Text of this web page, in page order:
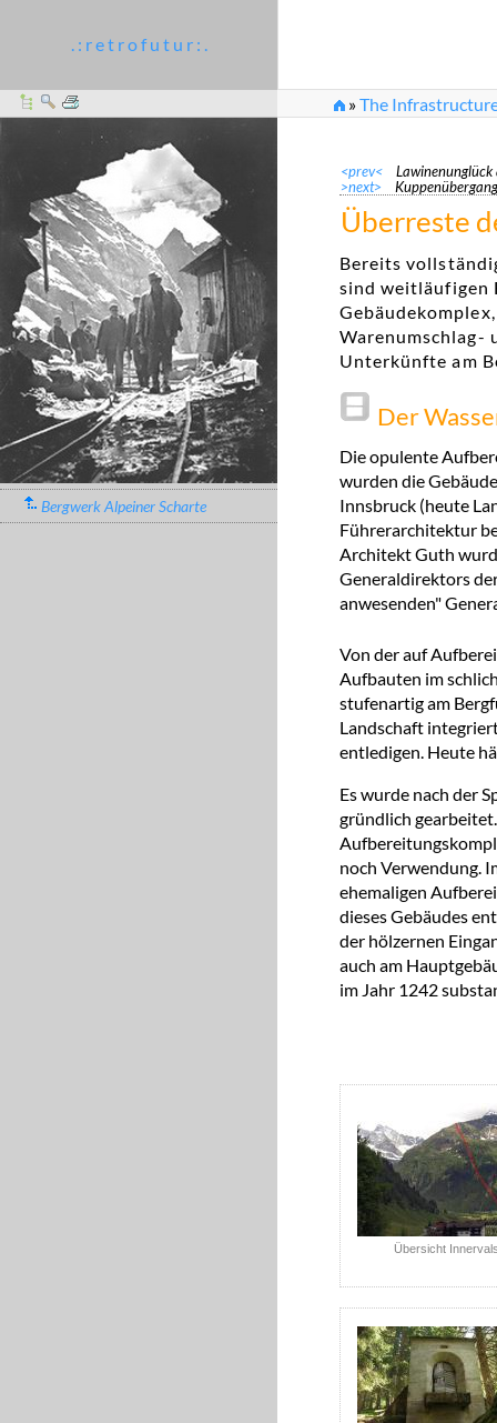
. : r e t r o f u t u r : .
»The
Bergwerk Alpeiner Scharte
<prev<
>next> Kuppenübergang
Überreste
Bereits
sind weitläufigen
Warenumschlag-
Unterkünfte am
Der
Die opulente
wurden die
Innsbruck (heute
Führerarchitektur
Architekt Guth
Generaldirektors
anwesenden"
Von der auf
Aufbauten im
stufenartig am
Landschaft
entledigen. Heute
Es wurde nach der
gründlich
noch Verwendung.
ehemaligen
dieses Gebäudes
der hölzernen
auch am
im Jahr 1242
Übersicht